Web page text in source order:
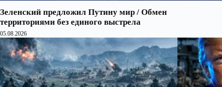
Зеленский предложил Путину мир / Обмен
территориями без единого выстрела
05.08.2026